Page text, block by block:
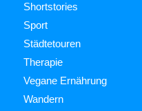
Shortstories
Sport
Städtetouren
Therapie
Vegane Ernährung
Wandern